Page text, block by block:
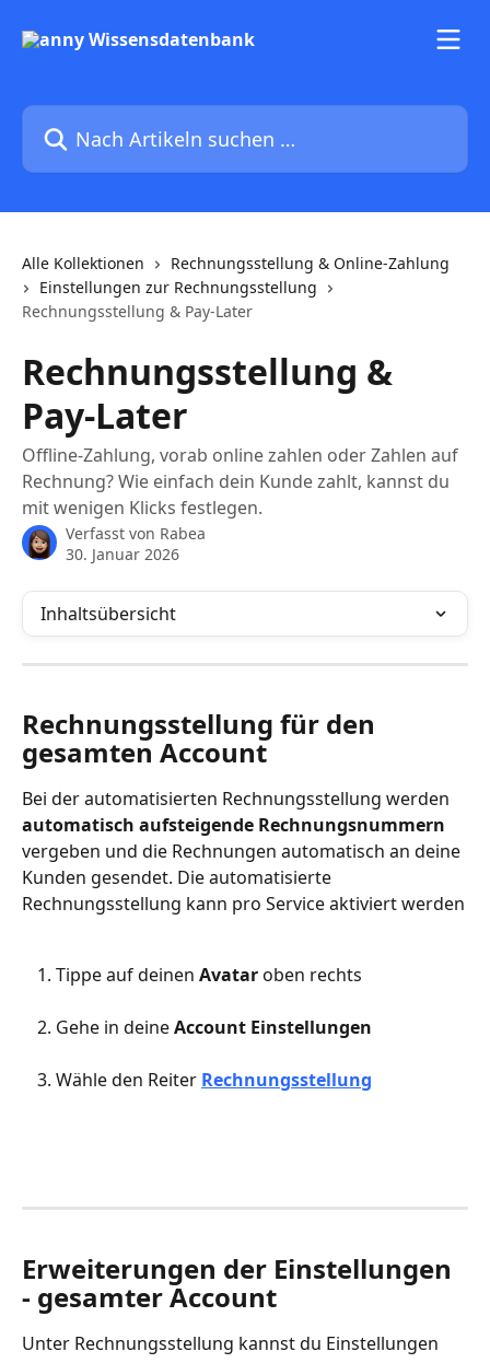
Nach Artikeln suchen …
Alle Kollektionen
Rechnungsstellung & Online-Zahlung
Einstellungen zur Rechnungsstellung
Rechnungsstellung & Pay-Later
Rechnungsstellung &
Pay-Later
Offline-Zahlung, vorab online zahlen oder Zahlen auf
Rechnung? Wie einfach dein Kunde zahlt, kannst du
mit wenigen Klicks festlegen.
Verfasst von Rabea
30. Januar 2026
Inhaltsübersicht
Rechnungsstellung für den
gesamten Account
Bei der automatisierten Rechnungsstellung werden
automatisch aufsteigende Rechnungsnummern
vergeben und die Rechnungen automatisch an deine
Kunden gesendet. Die automatisierte
Rechnungsstellung kann pro Service aktiviert werden
Tippe auf deinen Avatar oben rechts
Gehe in deine Account Einstellungen
Wähle den Reiter Rechnungsstellung
Erweiterungen der Einstellungen
- gesamter Account
Unter Rechnungsstellung kannst du Einstellungen